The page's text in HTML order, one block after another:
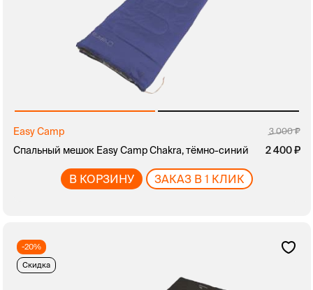
Easy Camp 3 000
Спальный мешок Easy Camp Chakra, тёмно-синий 2 400
В КОРЗИНУ ЗАКАЗ В 1 КЛИК
-20%
Скидка